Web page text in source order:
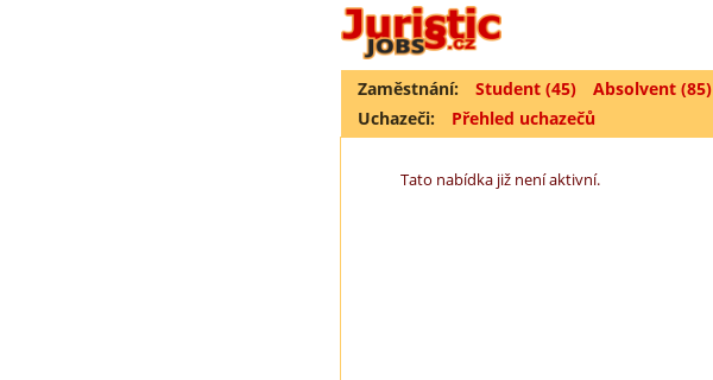
Zaměstnání: Student (45) Absolvent (85)
Uchazeči:
Přehled uchazečů
Tato nabídka již není aktivní.